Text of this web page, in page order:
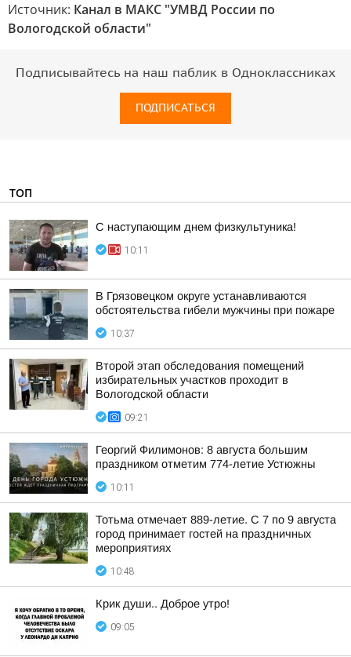
Источник: Канал в МАКС "УМВД России по
Вологодской области"
Подписывайтесь на наш паблик в Одноклассниках
ПОДПИСАТЬСЯ
ТОП
С наступающим днем физкультуника!
10:11
В Грязовецком округе устанавливаются
обстоятельства гибели мужчины при пожаре
10:37
Второй этап обследования помещений
избирательных участков проходит в
Вологодской области
09:21
Георгий Филимонов: 8 августа большим
праздником отметим 774-летие Устюжны
10:11
Тотьма отмечает 889-летие. С 7 по 9 августа
город принимает гостей на праздничных
мероприятиях
10:48
Крик души.. Доброе утро!
09:05